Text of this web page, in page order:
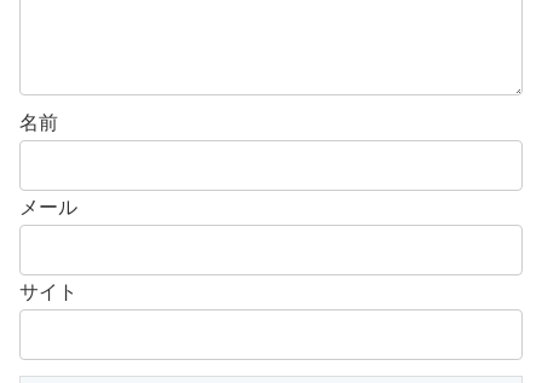
名前
メール
サイト